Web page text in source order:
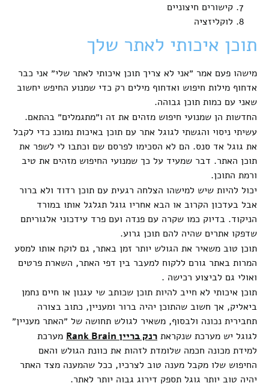
קישורים חיצוניים
לוקליזציה
תוכן איכותי לאתר שלך
מישהו פעם אמר ״אני לא צריך תוכן איכותי לאתר שלי״ אני כבר
אדחוף מילות חיפוש ואדחוף מילים רק כדי שמנוע החיפש יחשוב
שאני עם כמות תוכן גבוהה.
החדשות הן שמנועי חיפוש מזהים את זה ו״מתגמלים״ בהתאם.
עשיתי ניסוי והגשתי לגוגל אתר עם תוכן באיכות נמוכנ כדי לקבל
את גוגל אד סנס. הם לא הסכימו לפרסם שם וכתבו לי לשפר את
תוכן האתר. דבר שמעיד על כך שמנועי החיפוש מזהים את טיב
ורמת התוכן.
יכול להיות שיש למישהו הצלחה רגעית עם תוכן רדוד ולא ברור
אבל בעדכון הקרוב או הבא אחריו גוגל תגלגל אותו במורד
הניקוד. בדיוק כמו שקרה עם פנדה ועם פרד עידכוני אלגוריתם
שדפקו אתרים שהיה להם תוכן גרוע.
תוכן טוב משאיר את הגולש יותר זמן באתר, גם לוקח אותו למסע
המרות באתר גורם ללקוח למעבר בין דפי האתר, השארת פרטים
ואולי גם לביצוע רכישה .
תוכן איכותי לא חייב להיות תוכן שכותב שי עגנון או חיים נחמן
ביאליק, אך חשוב שהתוכן יהיה ברור ומעניין, כתוב בצורה
תחבירית נכונה ולבסוף, משאיר לגולש תחושה של ״האתר מעניין״
לגוגל יש מערכת שנקראת רנק בריין Rank Brain
מערכת
למידת מכונה חכמה שלומדת לזהות את כוונת הגולש והאם
החיפוש שלו מקבל מענה טוב לצרכיו, ככל שהמענה מצד האתר
יהיה טוב יותר גוגל תספק דירוג גבוה יותר לאתר.